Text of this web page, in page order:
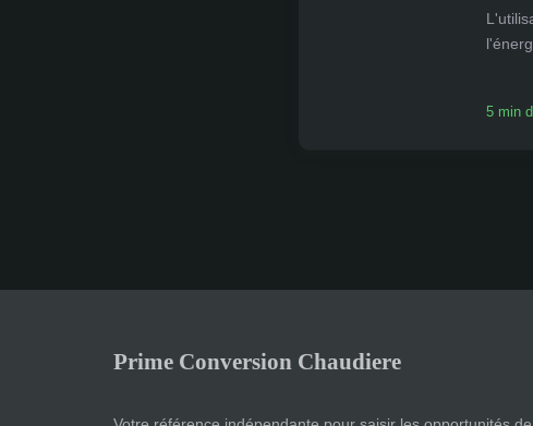
5 min
Prime Conversion Chaudiere